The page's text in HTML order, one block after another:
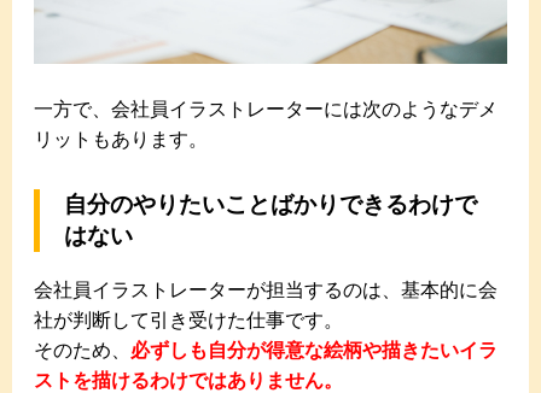
一方で、会社員イラストレーターには次のようなデメ
リットもあります。
自分のやりたいことばかりできるわけで
はない
会社員イラストレーターが担当するのは、基本的に会
社が判断して引き受けた仕事です。
そのため、 必ずしも自分が得意な絵柄や描きたいイラ
ストを描けるわけではありません。